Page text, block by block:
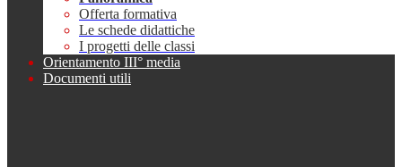
Offerta formativa
Le schede didattiche
I progetti delle classi
Orientamento III° media
Documenti utili